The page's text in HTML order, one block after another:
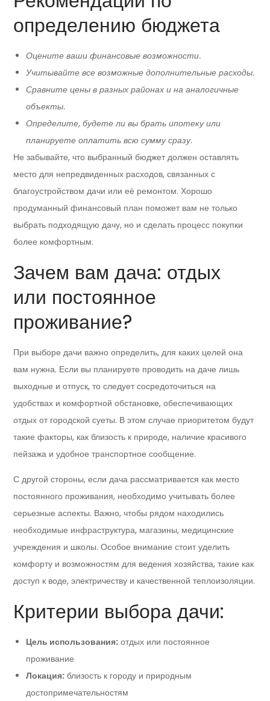
определению бюджета
Оцените ваши финансовые возможности.
Учитывайте все возможные дополнительные расходы.
Сравните цены в разных районах и на аналогичные
объекты.
Определите, будете ли вы брать ипотеку или
планируете оплатить всю сумму сразу.
Не забывайте, что выбранный бюджет должен оставлять
место для непредвиденных расходов, связанных с
благоустройством дачи или её ремонтом. Хорошо
продуманный финансовый план поможет вам не только
выбрать подходящую дачу, но и сделать процесс покупки
более комфортным.
Зачем вам дача: отдых
или постоянное
проживание?
При выборе дачи важно определить, для каких целей она
вам нужна. Если вы планируете проводить на даче лишь
выходные и отпуск, то следует сосредоточиться на
удобствах и комфортной обстановке, обеспечивающих
отдых от городской суеты. В этом случае приоритетом будут
такие факторы, как близость к природе, наличие красивого
пейзажа и удобное транспортное сообщение.
С другой стороны, если дача рассматривается как место
постоянного проживания, необходимо учитывать более
серьезные аспекты. Важно, чтобы рядом находились
необходимые инфраструктура, магазины, медицинские
учреждения и школы. Особое внимание стоит уделить
комфорту и возможностям для ведения хозяйства, такие как
доступ к воде, электричеству и качественной теплоизоляции.
Критерии выбора дачи:
Цель использования: отдых или постоянное
проживание
Локация: близость к городу и природным
достопримечательностям